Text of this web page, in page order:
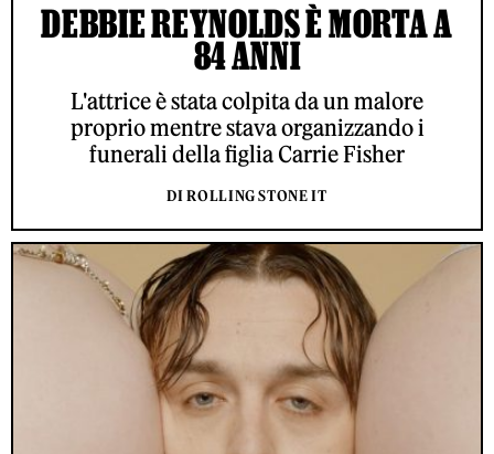
DEBBIE REYNOLDS È MORTA A
84 ANNI
L'attrice è stata colpita da un malore
proprio mentre stava organizzando i
funerali della figlia Carrie Fisher
DI ROLLING STONE IT